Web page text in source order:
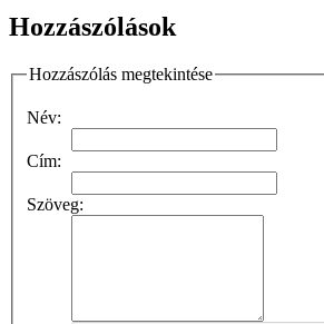
Hozzászólások
Hozzászólás megtekintése
Név:
Cím:
Szöveg: